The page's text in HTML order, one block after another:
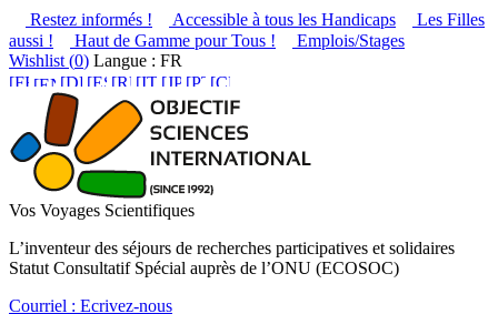
Restez informés ! Accessible à tous les Handicaps
Les Filles
aussi !
Haut de Gamme pour Tous !
Emplois/Stages
Wishlist (0) Langue : FR
Vos Voyages Scientifiques
L’inventeur des séjours de recherches participatives et solidaires
Statut Consultatif Spécial auprès de l’ONU (ECOSOC)
Courriel : Ecrivez-nous